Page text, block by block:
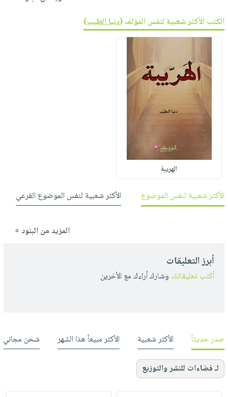
الكتب الأكثر شعبية لنفس المؤلف (دنيا الطيب)
الهريبة
الأكثر شعبية لنفس الموضوع الأكثر شعبية لنفس الموضوع الفرعي
المزيد من البنود »
أبرز التعليقات
أكتب تعليقاتك وشارك أراءك مع الأخرين
صدر حديثاً الأكثر شعبية الأكثر مبيعاً هذا الشهر شحن مجاني
لـ فضاءات للنشر والتوزيع